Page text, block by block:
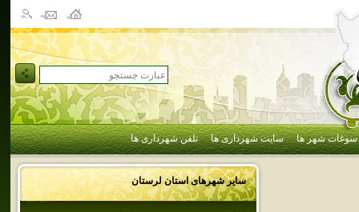
سوغات شهر ها سایت شهرداری ها تلفن شهرداری ها
سایر شهرهای استانلرستان